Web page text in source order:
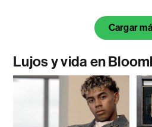
Cargar
Lujos y vida en